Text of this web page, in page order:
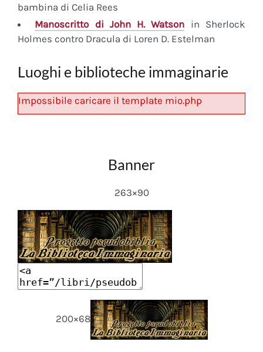
bambina di Celia Rees
Manoscritto di John H. Watson in Sherlock
Holmes contro Dracula di Loren D. Estelman
Luoghi e biblioteche immaginarie
Impossibile caricare il template mio.php
Banner
263×90
200×68